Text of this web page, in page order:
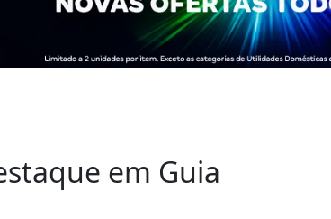
em Guia